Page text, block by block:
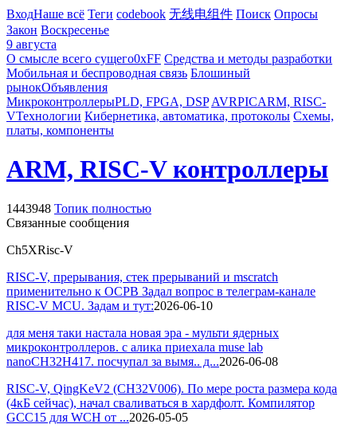
ВходНаше всё Теги codebook 无线电组件 Поиск Опросы
Закон Воскресенье
9 августа
О смысле всего сущего0xFF Средства и методы разработки
Мобильная и беспроводная связь Блошиный
рынокОбъявления
МикроконтроллерыPLD, FPGA, DSP AVRPICARM, RISC-
VТехнологии Кибернетика, автоматика, протоколы Схемы,
платы, компоненты
ARM, RISC-V контроллеры
1443948 Топик полностью
Связанные сообщения
Ch5XRisc-V
RISC-V, прерывания, стек прерываний и mscratch
применительно к ОСРВ Задал вопрос в телеграм-канале
RISC-V MCU. Задам и тут:2026-06-10
для меня таки настала новая эра - мульти ядерных
микроконтроллеров. с алика приехала muse lab
nanoCH32H417. посчупал за вымя.. д...2026-06-08
RISC-V, QingKeV2 (CH32V006). По мере роста размера кода
(4кБ сейчас), начал сваливаться в хардфолт. Компилятор
GCC15 для WCH от ...2026-05-05